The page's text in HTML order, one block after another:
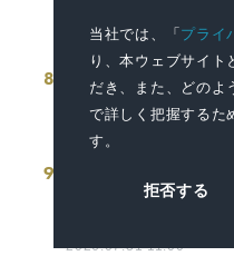
当社では、「プライ
り、本ウェブサイト
だき、また、どのよ
で詳しく把握するた
す。
拒否する
2026.08.05 13:00
8
亀の井ホテル 有馬 有
れる秋の宿泊プランを
9
【大好評】サブウェ
店頭キャンペーン 『
2026.07.31 11:00